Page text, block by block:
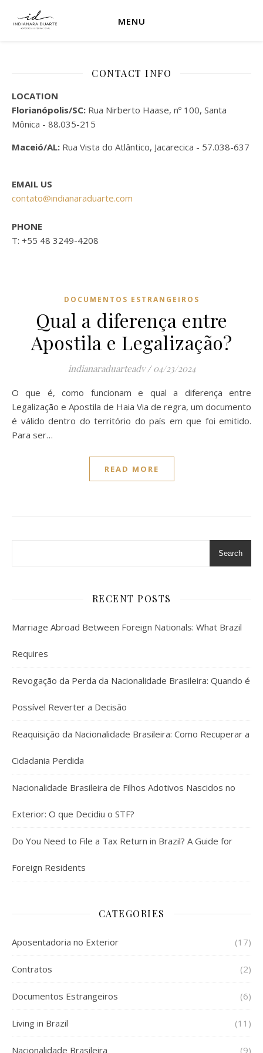
MENU
CONTACT INFO
LOCATION
Florianópolis/SC: Rua Nirberto Haase, nº 100, Santa
Mônica - 88.035-215
Maceió/AL: Rua Vista do Atlântico, Jacarecica - 57.038-637
EMAIL US
contato@indianaraduarte.com
PHONE
T: +55 48 3249-4208
DOCUMENTOS ESTRANGEIROS
Qual a diferença entre
Apostila e Legalização?
indianaraduarteadv / 04/23/2024
O que é, como funcionam e qual a diferença entre
Legalização e Apostila de Haia Via de regra, um documento
é válido dentro do território do país em que foi emitido.
Para ser…
READ MORE
Search
RECENT POSTS
Marriage Abroad Between Foreign Nationals: What Brazil
Requires
Revogação da Perda da Nacionalidade Brasileira: Quando é
Possível Reverter a Decisão
Reaquisição da Nacionalidade Brasileira: Como Recuperar a
Cidadania Perdida
Nacionalidade Brasileira de Filhos Adotivos Nascidos no
Exterior: O que Decidiu o STF?
Do You Need to File a Tax Return in Brazil? A Guide for
Foreign Residents
CATEGORIES
Aposentadoria no Exterior (17)
Contratos (2)
Documentos Estrangeiros (6)
Living in Brazil (11)
Nacionalidade Brasileira (9)